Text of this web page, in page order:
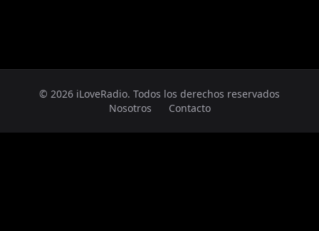
© 2026 iLoveRadio. Todos los derechos reservados
Nosotros
Contacto